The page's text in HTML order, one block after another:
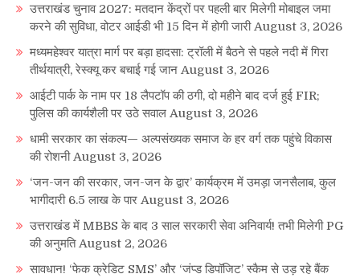
उत्तराखंड चुनाव 2027: मतदान केंद्रों पर पहली बार मिलेगी मोबाइल जमा
करने की सुविधा, वोटर आईडी भी 15 दिन में होगी जारी August 3, 2026
मध्यमहेश्वर यात्रा मार्ग पर बड़ा हादसा: ट्रॉली में बैठने से पहले नदी में गिरा
तीर्थयात्री, रेस्क्यू कर बचाई गई जान August 3, 2026
आईटी पार्क के नाम पर 18 लैपटॉप की ठगी, दो महीने बाद दर्ज हुई FIR;
पुलिस की कार्यशैली पर उठे सवाल August 3, 2026
धामी सरकार का संकल्प— अल्पसंख्यक समाज के हर वर्ग तक पहुंचे विकास
की रोशनी August 3, 2026
‘जन-जन की सरकार, जन-जन के द्वार’ कार्यक्रम में उमड़ा जनसैलाब, कुल
भागीदारी 6.5 लाख के पार August 3, 2026
उत्तराखंड में MBBS के बाद 3 साल सरकारी सेवा अनिवार्य! तभी मिलेगी PG
की अनुमति August 2, 2026
सावधान! ‘फेक क्रेडिट SMS’ और ‘जंप्ड डिपॉजिट’ स्कैम से उड़ रहे बैंक